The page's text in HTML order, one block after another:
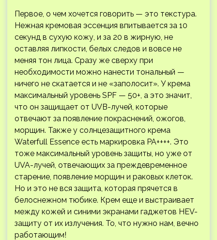
Первое, о чем хочется говорить — это текстура.
Нежная кремовая эссенция впитывается за 10
секунд в сухую кожу, и за 20 в жирную, не
оставляя липкости, белых следов и вовсе не
меняя тон лица. Сразу же сверху при
необходимости можно нанести тональный —
ничего не скатается и не «заполосит». У крема
максимальный уровень SPF — 50+, а это значит,
что он защищает от UVB-лучей, которые
отвечают за появление покраснений, ожогов,
морщин. Также у солнцезащитного крема
Waterfull Essence есть маркировка PA++++. Это
тоже максимальный уровень защиты, но уже от
UVA-лучей, отвечающих за преждевременное
старение, появление морщин и раковых клеток.
Но и это не вся защита, которая прячется в
белоснежном тюбике. Крем еще и выстраивает
между кожей и синими экранами гаджетов HEV-
защиту от их излучения. То, что нужно нам, вечно
работающим!